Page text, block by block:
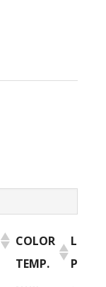
COLOR
TEMP.
LED
PCS